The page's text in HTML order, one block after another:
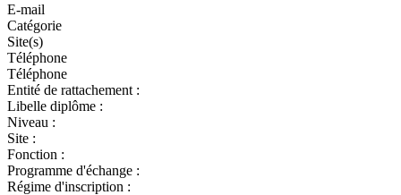
E-mail
Catégorie
Site(s)
Téléphone
Téléphone
Entité de rattachement :
Libelle diplôme :
Niveau :
Site :
Fonction :
Programme d'échange :
Régime d'inscription :